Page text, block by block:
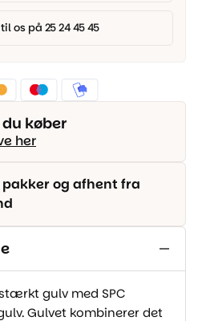
os på 25 24 45 45
køber
her
og afhent fra
gulv med SPC
Gulvet kombinerer det